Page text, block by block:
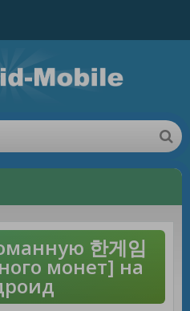
한게임
монет] на